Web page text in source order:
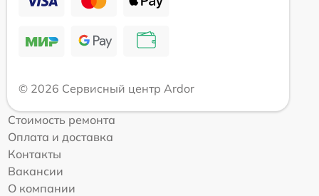
© 2026 Сервисный центр Ardor
Стоимость ремонта
Оплата и доставка
Контакты
Вакансии
О компании